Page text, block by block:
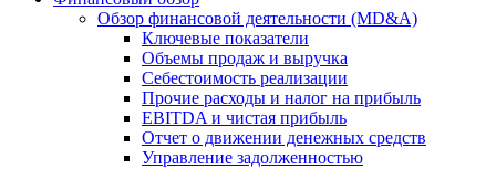
Обзор финансовой деятельности (MD&A)
Ключевые показатели
Объемы продаж и выручка
Себестоимость реализации
Прочие расходы и налог на прибыль
EBITDA и чистая прибыль
Отчет о движении денежных средств
Управление задолженностью